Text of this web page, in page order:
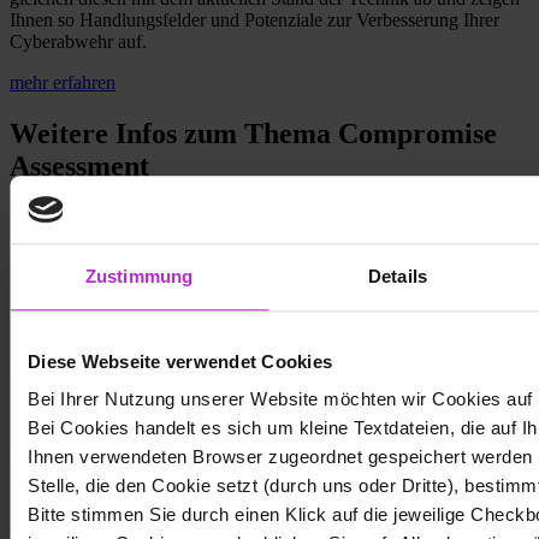
Zustimmung Details
Diese Webseite verwendet Cookies
Bei Ihrer Nutzung unserer Website möchten wir Cookies
Bei Cookies handelt es sich um kleine Textdateien, die auf
Ihnen verwendeten Browser zugeordnet gespeichert
Stelle, die den Cookie setzt (durch uns oder Dritte),
Bitte stimmen Sie durch einen Klick auf die jeweilige
Ihnen so Handlungsfelder und Potenziale zur Verbesserung Ihrer
Cyberabwehr auf.
mehr erfahren
Weitere Infos zum Thema Compromise
Assessment
BlogCyber Defense Center
Wieso Incident Response Readiness für
Sie glauben, Ihre Cyber-Security-Vorkehrungen könnten Sie vor
einem Angriff schützen? Das ist leider ein Irrtum. Da
Cyberkriminelle immer wieder neue Wege finden, Sicherheitshürden
zu überwinden, gibt es keine hundertprozentige Sicherheit. Die gute
Nachricht ist: Durch die richtigen Vorkehrungen lassen sich Angriffe
eindämmen, bevor schwerwiegende finanzielle Schäden oder
Reputationsverluste entstehen.
Wieso Incident Response Readiness für Unternehmen existenz­